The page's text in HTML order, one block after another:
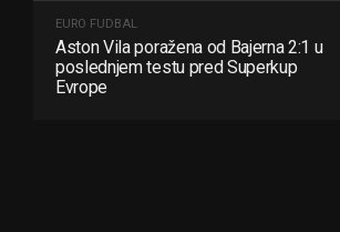
EURO FUDBAL
Aston Vila poražena od Bajerna 2:1 u
poslednjem testu pred Superkup
Evrope